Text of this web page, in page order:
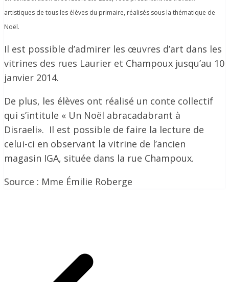
artistiques de tous les élèves du primaire, réalisés sous la thématique de
Noël.
Il est possible d’admirer les œuvres d’art dans les
vitrines des rues Laurier et Champoux jusqu’au 10
janvier 2014.
De plus, les élèves ont réalisé un conte collectif
qui s’intitule « Un Noël abracadabrant à
Disraeli». Il est possible de faire la lecture de
celui-ci en observant la vitrine de l’ancien
magasin IGA, située dans la rue Champoux.
Source : Mme Émilie Roberge